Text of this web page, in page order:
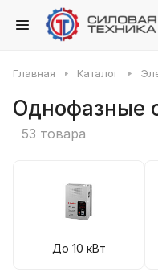
Главная Каталог
Однофазные
53 товара
До 10 кВт